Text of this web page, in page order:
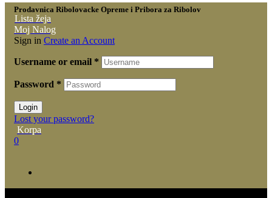
Prodavnica Ribolovacke Opreme i Pribora za Ribolov
Lista žeja
Moj Nalog
Sign in Create an Account
Username or email *
Password *
Login
Lost your password?
Korpa
0